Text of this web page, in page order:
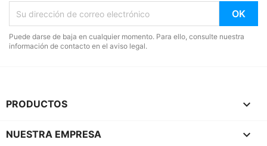
Puede darse de baja en cualquier momento. Para ello, consulte nuestra
información de contacto en el aviso legal.
PRODUCTOS 
NUESTRA EMPRESA 